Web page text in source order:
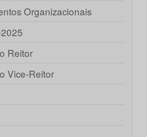
Organizacionais
Reitor
Vice-Reitor